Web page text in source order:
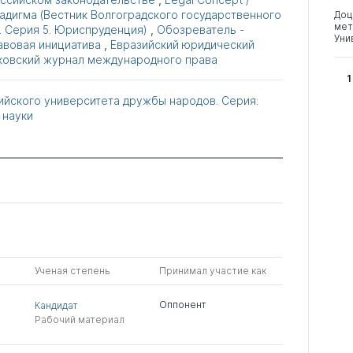
(Вестник Волгоградского государственного
Серия 5. Юриспруденция)
Обозреватель -
инициатива
Евразийский юридический
журнал международного права
университета дружбы народов. Серия:
Ученая степень Принимал участие как
Кандидат
Рабочий материал
Оппонент
1